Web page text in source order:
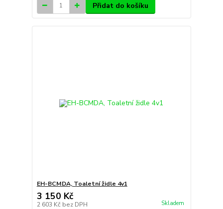
Přidat do košíku
EH-BCMDA, Toaletní židle 4v1
3 150 Kč
2 603 Kč bez DPH Skladem